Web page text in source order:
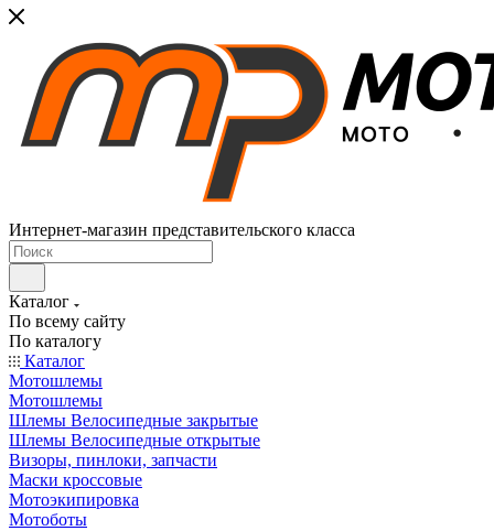
Интернет-магазин представительского класса
Каталог
По всему сайту
По каталогу
Каталог
Мотошлемы
Мотошлемы
Шлемы Велосипедные закрытые
Шлемы Велосипедные открытые
Визоры, пинлоки, запчасти
Маски кроссовые
Мотоэкипировка
Мотоботы